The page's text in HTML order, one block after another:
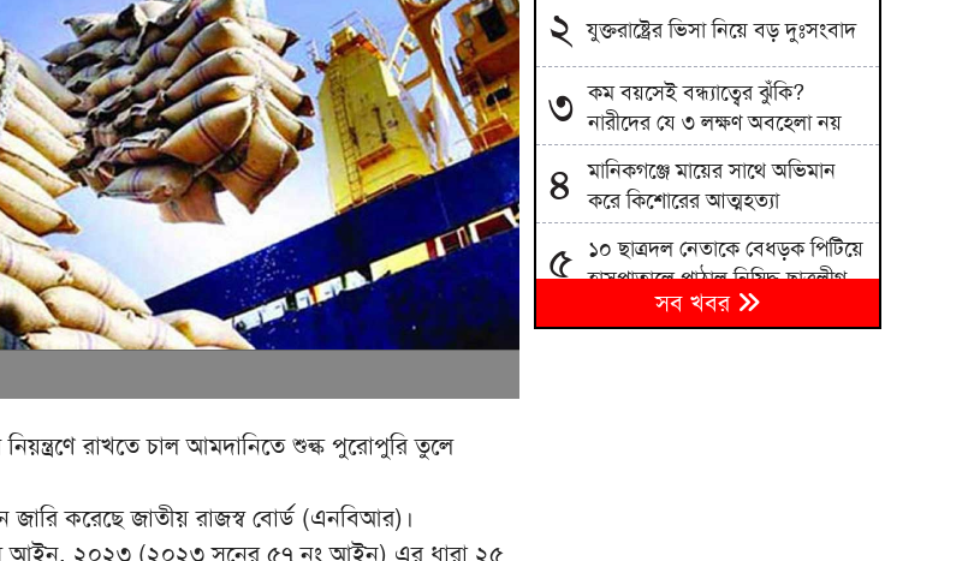
রাখতে চাল আমদানিতে শুল্ক পুরোপুরি তুলে
জারি করেছে জাতীয় রাজস্ব বোর্ড (এনবিআর)।
আইন, ২০২৩ (২০২৩ সনের ৫৭ নং আইন) এর ধারা ২৫
২ যুক্তরাষ্ট্রের ভিসা নিয়ে বড় দুঃসংবাদ
৩ কম বয়সেই বন্ধ্যাত্বের ঝুঁকি?
নারীদের যে ৩ লক্ষণ অবহেলা নয়
৪
মানিকগঞ্জে মায়ের সাথে অভিমান
করে কিশোরের আত্মহত্যা
৫ ১০ ছাত্রদল নেতাকে বেধড়ক পিটিয়ে
হাসপাতালে পাঠাল নিষিদ্ধ ছাত্রলীগ
৬ ডিএমপির অভিযানে গত ২৪ ঘণ্টায়
সব খবর